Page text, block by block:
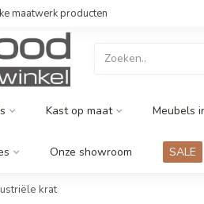
maatwerk producten
Kast op maat Meubels
Onze showroom SALE
krat